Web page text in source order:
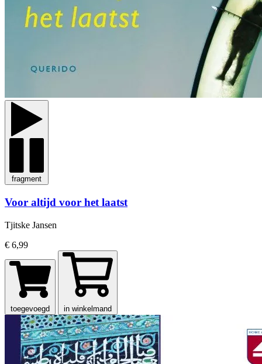
fragment
Voor altijd voor het laatst
Tjitske Jansen
€ 6,99
toegevoegd in winkelmand